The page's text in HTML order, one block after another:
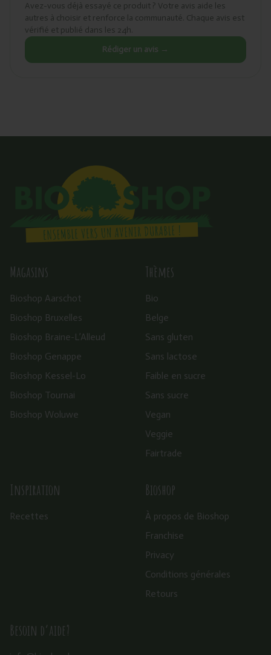
Avez-vous déjà essayé ce produit ? Votre avis aide les
autres à choisir et renforce la communauté. Chaque avis est
vérifié et publié dans les 24h.
Rédiger un avis →
Magasins
Bioshop Aarschot
Bioshop Bruxelles
Bioshop Braine-L’Alleud
Bioshop Genappe
Bioshop Kessel-Lo
Bioshop Tournai
Bioshop Woluwe
Thèmes
Bio
Belge
Sans gluten
Sans lactose
Faible en sucre
Sans sucre
Vegan
Veggie
Fairtrade
Inspiration
Recettes
Bioshop
À propos de Bioshop
Franchise
Privacy
Conditions générales
Retours
Besoin d’aide?